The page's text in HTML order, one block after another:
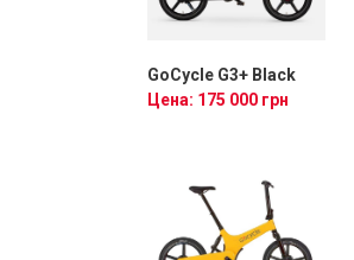
GoCycle G3+ Black
Цена: 175 000 грн